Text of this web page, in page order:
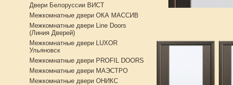
Двери Белоруссии ВИСТ
Межкомнатные двери ОКА МАССИВ
Межкомнатные двери Line Doors
(Линия Дверей)
Межкомнатные двери LUXOR
Ульяновск
Межкомнатные двери PROFIL DOORS
Межкомнатные двери МАЭСТРО
Межкомнатные двери ОНИКС